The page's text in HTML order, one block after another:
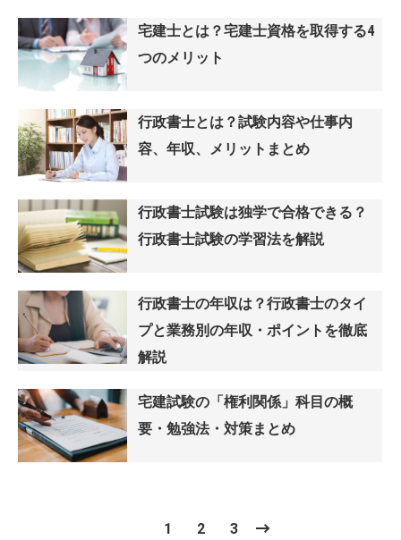
宅建士とは？宅建士資格を取得する4
つのメリット
行政書士とは？試験内容や仕事内
容、年収、メリットまとめ
行政書士試験は独学で合格できる？
行政書士試験の学習法を解説
行政書士の年収は？行政書士のタイ
プと業務別の年収・ポイントを徹底
解説
宅建試験の「権利関係」科目の概
要・勉強法・対策まとめ
1 2 3